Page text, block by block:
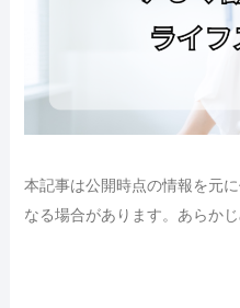
本記事は公開時点の情報を元
なる場合があります。あらか